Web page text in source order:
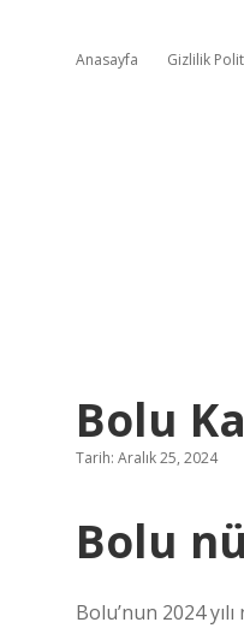
Anasayfa Gizlilik
Bolu
Tarih: Aralık 25, 2024
Bolu
Bolu’nun 2024